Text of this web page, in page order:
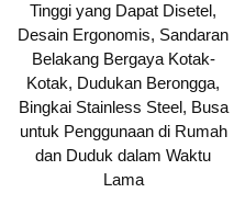
Tinggi yang Dapat Disetel,
Desain Ergonomis, Sandaran
Belakang Bergaya Kotak-
Kotak, Dudukan Berongga,
Bingkai Stainless Steel, Busa
untuk Penggunaan di Rumah
dan Duduk dalam Waktu
Lama